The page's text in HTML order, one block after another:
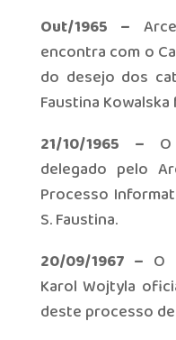
Out/1965 –
encontra com o
do desejo dos
Faustina
21/10/1965 –
delegado pelo
Processo
S. Faustina.
20/09/1967 – O
Karol Wojtyla
deste processo